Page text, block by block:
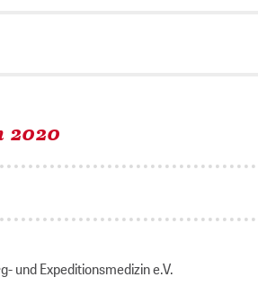
2020
und Expeditionsmedizin e.V.